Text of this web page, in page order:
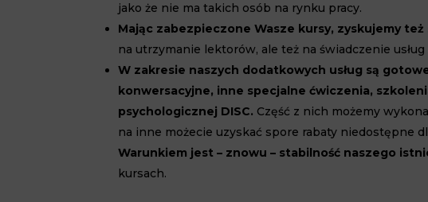
jako że nie ma takich osób na rynku pracy.
Mając zabezpieczone Wasze kursy, zyskujemy
na utrzymanie lektorów, ale też na świadczenie
W zakresie naszych dodatkowych usług są
konwersacyjne, inne specjalne ćwiczenia,
psychologicznej DISC. Część z nich możemy
na inne możecie uzyskać spore rabaty niedostępne
Warunkiem jest – znowu – stabilność naszego
kursach.